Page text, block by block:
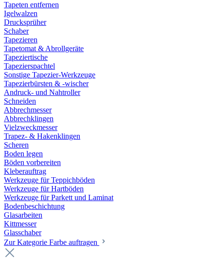
Tapeten entfernen
Igelwalzen
Drucksprüher
Schaber
Tapezieren
Tapetomat & Abrollgeräte
Tapeziertische
Tapezierspachtel
Sonstige Tapezier-Werkzeuge
Tapezierbürsten & -wischer
Andruck- und Nahtroller
Schneiden
Abbrechmesser
Abbrechklingen
Vielzweckmesser
Trapez- & Hakenklingen
Scheren
Boden legen
Böden vorbereiten
Kleberauftrag
Werkzeuge für Teppichböden
Werkzeuge für Hartböden
Werkzeuge für Parkett und Laminat
Bodenbeschichtung
Glasarbeiten
Kittmesser
Glasschaber
Zur Kategorie Farbe auftragen